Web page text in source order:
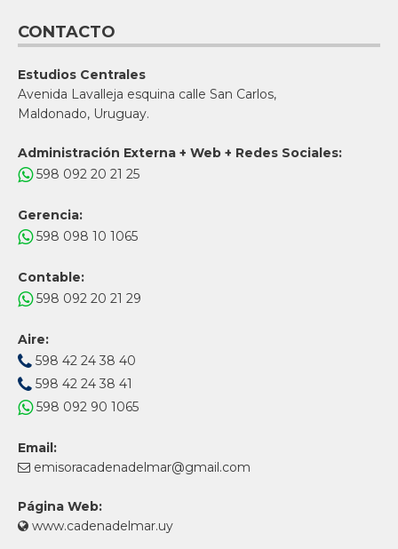
CONTACTO
Estudios Centrales
Avenida Lavalleja esquina calle San Carlos,
Maldonado, Uruguay.
Administración Externa + Web + Redes Sociales:
598 092 20 21 25
Gerencia:
598 098 10 1065
Contable:
598 092 20 21 29
Aire:
598 42 24 38 40
598 42 24 38 41
598 092 90 1065
Email:
emisoracadenadelmar@gmail.com
Página Web:
www.cadenadelmar.uy